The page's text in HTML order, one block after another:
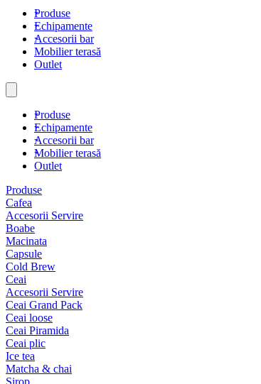
Produse
Echipamente
Accesorii bar
Mobilier terasă
Outlet
Produse
Echipamente
Accesorii bar
Mobilier terasă
Outlet
Produse
Cafea
Accesorii Servire
Boabe
Macinata
Capsule
Cold Brew
Ceai
Accesorii Servire
Ceai Grand Pack
Ceai loose
Ceai Piramida
Ceai plic
Ice tea
Matcha & chai
Sirop